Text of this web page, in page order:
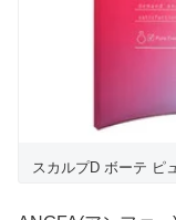
スカルプD ボーテ ピ